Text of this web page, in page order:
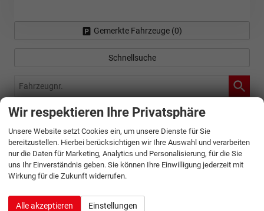
Gemerkte Fahrzeuge (0)
Schnellsuche
Fahrzeugnr.
Abarth
Alfa Romeo
Audi
Bentley
Wir respektieren Ihre Privatsphäre
Unsere Website setzt Cookies ein, um unsere Dienste für Sie
bereitzustellen. Hierbei berücksichtigen wir Ihre Auswahl und verarbeiten
nur die Daten für Marketing, Analytics und Personalisierung, für die Sie
uns Ihr Einverständnis geben. Sie können Ihre Einwilligung jederzeit mit
Wirkung für die Zukunft widerrufen.
Alle akzeptieren Einstellungen